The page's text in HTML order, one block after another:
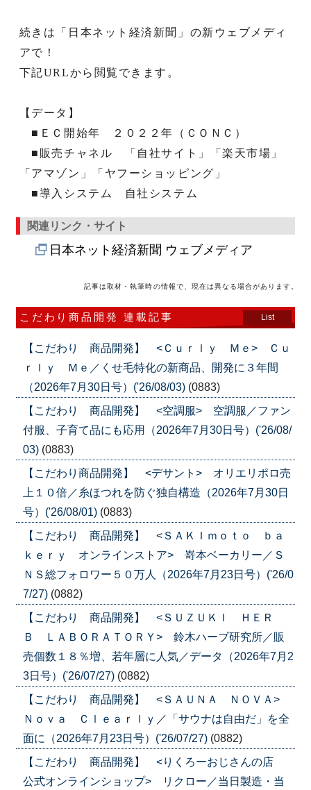
続きは「日本ネット経済新聞」の新ウェブメディ
アで！
下記URLから閲覧できます。
【データ】
■ＥＣ開始年 ２０２２年（ＣＯＮＣ）
■販売チャネル 「自社サイト」「楽天市場」
「アマゾン」「ヤフーショッピング」
■導入システム 自社システム
関連リンク・サイト
日本ネット経済新聞 ウェブメディア
記事は取材・執筆時の情報で、現在は異なる場合があります。
こだわり商品開発 連載記事 List
【こだわり 商品開発】 <Ｃｕｒｌｙ Ｍｅ> Ｃｕ
ｒｌｙ Ｍｅ／くせ毛特化の新商品、開発に３年間
（2026年7月30日号）('26/08/03) (0883)
【こだわり 商品開発】 <空調服> 空調服／ファン
付服、子育て品にも応用（2026年7月30日号）('26/08/
03) (0883)
【こだわり商品開発】 <デサント> オリエリポロ売
上１０倍／糸ほつれを防ぐ独自構造（2026年7月30日
号）('26/08/01) (0883)
【こだわり 商品開発】 <ＳＡＫＩｍｏｔｏ ｂａ
ｋｅｒｙ オンラインストア> 嵜本ベーカリー／Ｓ
ＮＳ総フォロワー５０万人（2026年7月23日号）('26/0
7/27) (0882)
【こだわり 商品開発】 <ＳＵＺＵＫＩ ＨＥＲ
Ｂ ＬＡＢＯＲＡＴＯＲＹ> 鈴木ハーブ研究所／販
売個数１８％増、若年層に人気／データ（2026年7月2
3日号）('26/07/27) (0882)
【こだわり 商品開発】 <ＳＡＵＮＡ ＮＯＶＡ>
Ｎｏｖａ Ｃｌｅａｒｌｙ／「サウナは自由だ」を全
面に（2026年7月23日号）('26/07/27) (0882)
【こだわり 商品開発】 <りくろーおじさんの店
公式オンラインショップ> リクロー／当日製造・当